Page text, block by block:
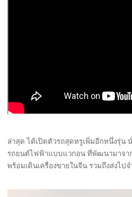
ล่าสุด ได้เปิดตัวรถสุดหรูเพิ่มอีกหนึ่งรุ่น
รถยนต์ไฟฟ้าแบบแวกอน ที่พัฒนามาจาก
พร้อมเดินเครื่องขายในจีน รวมถึงส่งไป